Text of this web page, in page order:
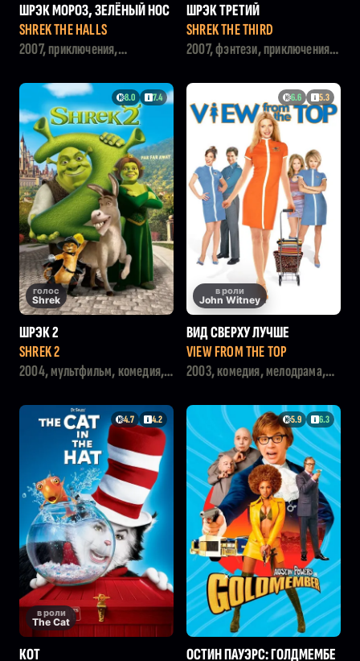
ШРЭК МОРОЗ, ЗЕЛЁНЫЙ НОС
SHREK THE HALLS
2007, приключения,
фэнтези, семейный
ШРЭК ТРЕТИЙ
SHREK THE THIRD
2007, фэнтези, приключения,
семейный
8.0 7.4
голос
Shrek
ШРЭК 2
SHREK 2
2004, мультфильм, комедия,
мелодрама
6.6 5.3
в роли
John Witney
ВИД СВЕРХУ ЛУЧШЕ
VIEW FROM THE TOP
2003, комедия, мелодрама,
4.7 4.2
в роли
The Cat
КОТ
5.9 6.3
ОСТИН ПАУЭРС: ГОЛДМЕМБЕ